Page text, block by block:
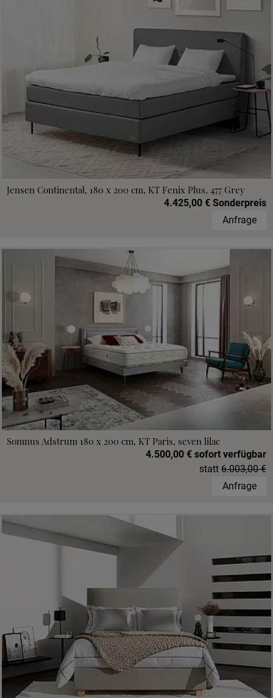
Jensen Continental, 180 x 200 cm, KT Fenix Plus, 477 Grey
4.425,00 € Sonderpreis
Anfrage
Somnus Adstrum 180 x 200 cm, KT Paris, seven lilac
4.500,00 € sofort verfügbar
statt 6.003,00 €
Anfrage